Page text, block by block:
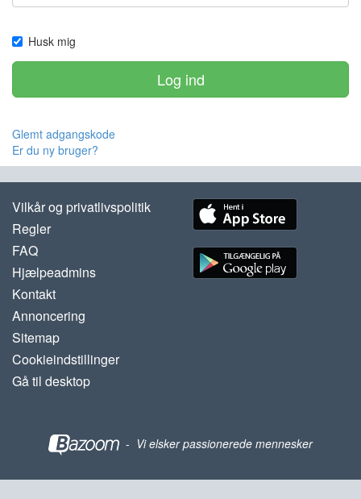
Husk mig
Log ind
Glemt adgangskode
Er du ny bruger?
Vilkår og privatlivspolitik
Regler
FAQ
Hjælpeadmins
Kontakt
Annoncering
Sitemap
Cookieindstillinger
Gå til desktop
- Vi elsker passionerede mennesker